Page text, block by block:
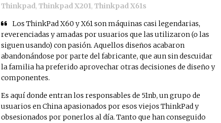
Thinkpad,Thinkpad X201,Thinkpad X61s
Los ThinkPad X60 y X61 son máquinas casi legendarias,
reverenciadas y amadas por usuarios que las utilizaron (o las
siguen usando) con pasión. Aquellos diseños acabaron
abandonándose por parte del fabricante, que aun sin descuidar
la familia ha preferido aprovechar otras decisiones de diseño y
componentes.
Es aquí donde entran los responsables de 51nb, un grupo de
usuarios en China apasionados por esos viejos ThinkPad y
obsesionados por ponerlos al día. Tanto que han conseguido